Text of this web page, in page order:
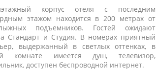
корпус отеля с последним
этажом находится в 200 метрах от
подъемников. Гостей ожидают
Стандарт и Студия. В номерах приятный
выдержанный в светлых оттенках, в
комнате имеется душ, телевизор,
доступен беспроводной интернет.